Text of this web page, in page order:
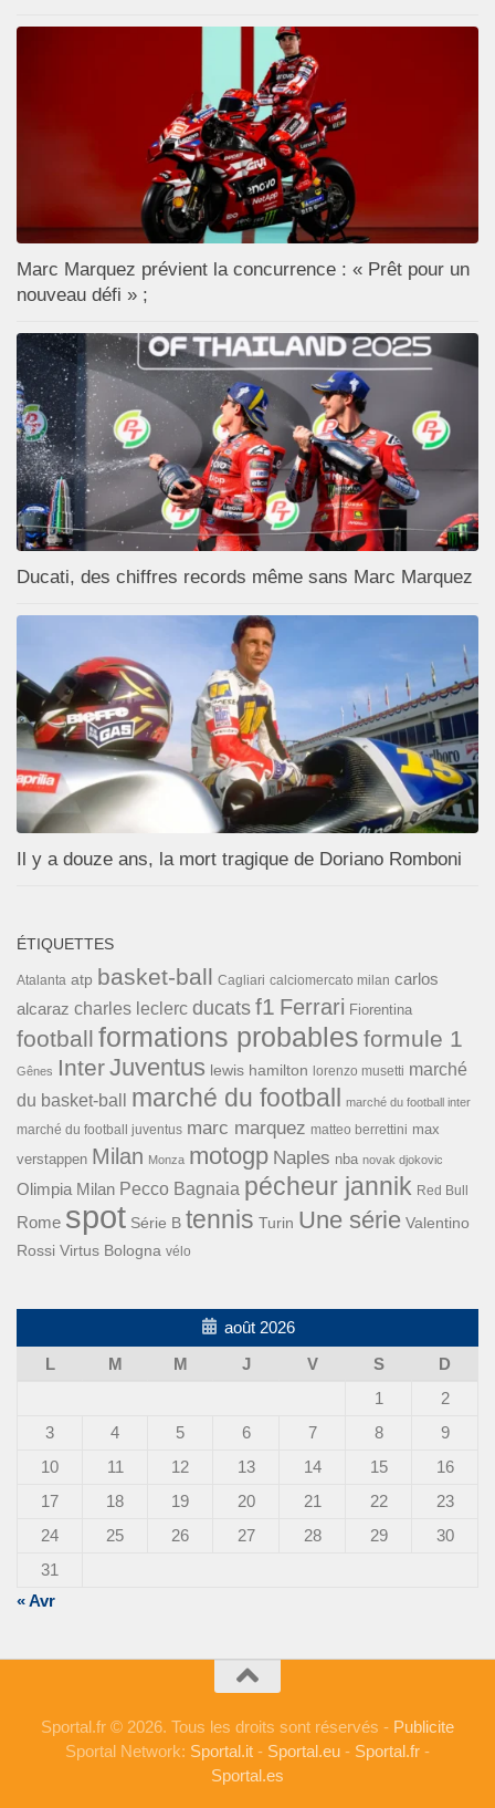
Marc Marquez prévient la concurrence : « Prêt pour un
nouveau défi » ;
Ducati, des chiffres records même sans Marc Marquez
Il y a douze ans, la mort tragique de Doriano Romboni
ÉTIQUETTES
Atalanta atp basket-ball Cagliari calciomercato milan carlos
alcaraz charles leclerc ducats f1 Ferrari Fiorentina
football formations probables formule 1
Gênes InterJuventus lewis hamilton lorenzo musetti marché
du basket-ball
marché du football marché du football inter
marché du football juventus marc marquez matteo berrettini max
verstappen Milan Monza motogp Naples nba novak djokovic
Olimpia Milan Pecco Bagnaia pécheur jannik Red Bull
Rome spot Série B tennis Turin Une série Valentino
Rossi Virtus Bologna vélo
août 2026
L
M M J V S
D
1
2
3
4 5 6 7 8
9
10
11 12 13 14 15
16
17
18 19 20 21 22
23
24
25 26 27 28 29
30
31
« Avr
Sportal.fr © 2026. Tous les droits sont réservés - Publicite
Sportal Network: Sportal.it - Sportal.eu - Sportal.fr -
Sportal.es